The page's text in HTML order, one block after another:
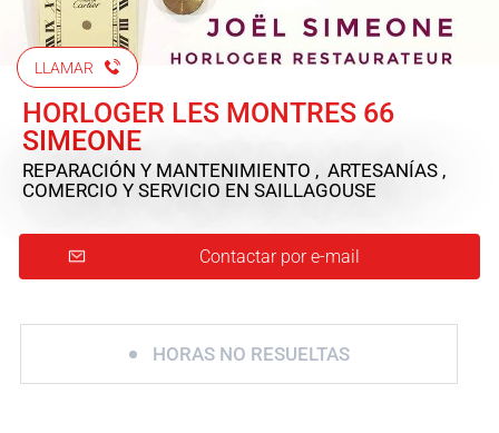
LLAMAR
HORLOGER LES MONTRES 66
SIMEONE
REPARACIÓN Y MANTENIMIENTO , ARTESANÍAS ,
COMERCIO Y SERVICIO EN SAILLAGOUSE
Contactar por e-mail
HORAS NO RESUELTAS